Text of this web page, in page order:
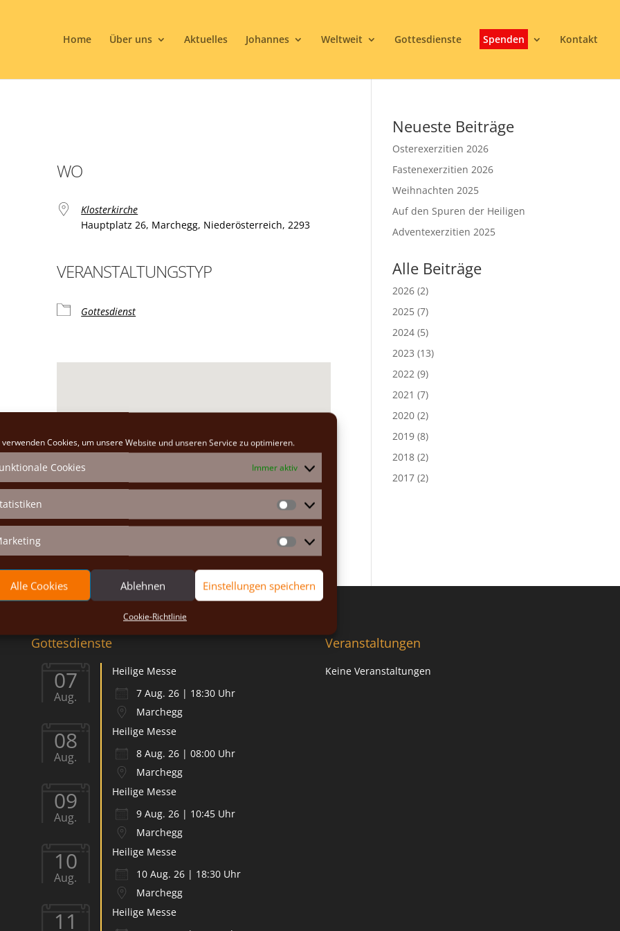
verwenden Cookies, um unsere Website und unseren Service zu optimieren.
Cookies Immer aktiv
Statistiken
Marketing
Alle Cookies Ablehnen Einstellungen speichern
Cookie-Richtlinie
Home Über uns Aktuelles Johannes Weltweit Gottesdienste Spenden Kontakt
WO
Klosterkirche
Hauptplatz 26, Marchegg, Niederösterreich, 2293
VERANSTALTUNGSTYP
Gottesdienst
Hauptplatz 26 - Marchegg
Neueste Beiträge
Osterexerzitien 2026
Fastenexerzitien 2026
Weihnachten 2025
Auf den Spuren der Heiligen
Adventexerzitien 2025
Alle Beiträge
2026 (2)
2025 (7)
2024 (5)
2023 (13)
2022 (9)
2021 (7)
2020 (2)
2019 (8)
2018 (2)
2017 (2)
Gottesdienste
07
Aug.
Heilige Messe
7 Aug. 26 | 18:30 Uhr
Marchegg
08
Aug.
Heilige Messe
8 Aug. 26 | 08:00 Uhr
Marchegg
09
Aug.
Heilige Messe
9 Aug. 26 | 10:45 Uhr
Marchegg
10
Aug.
Heilige Messe
10 Aug. 26 | 18:30 Uhr
Marchegg
11
Heilige Messe
Veranstaltungen
Keine Veranstaltungen